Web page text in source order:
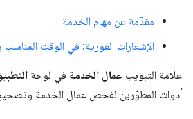
مقدّمة عن مهام الخدمة
الإشعارات الفورية: في الوقت
علامة التبويب عمال الخدمة في لوحة
أدوات المطوّرين لفحص عمال الخدمة